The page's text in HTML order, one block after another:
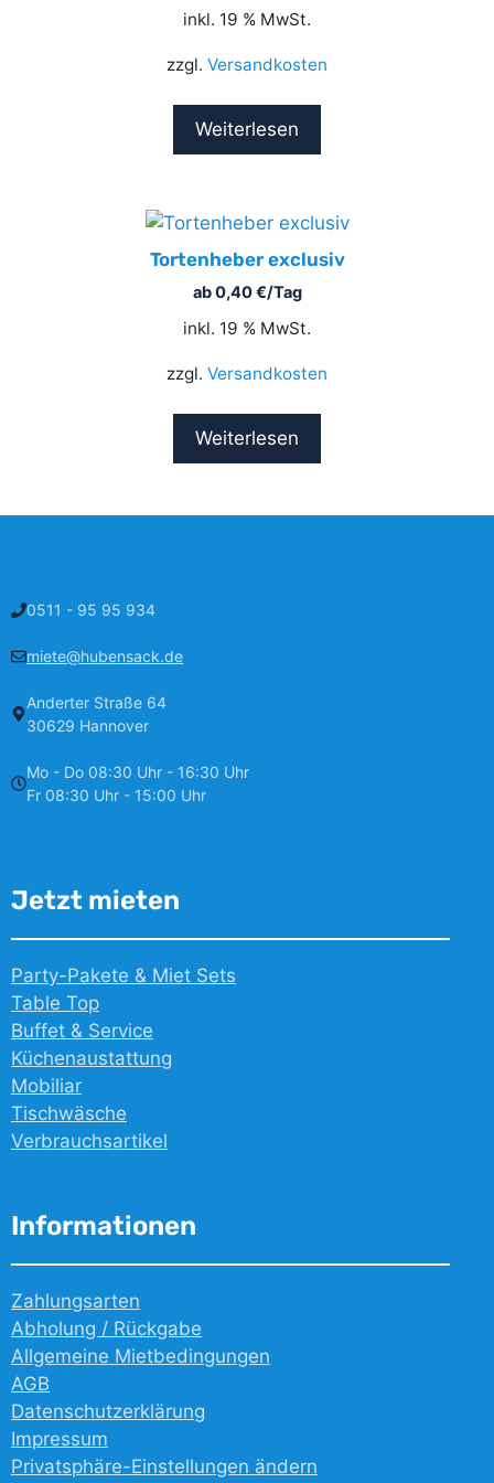
inkl. 19 % MwSt.
zzgl. Versandkosten
Weiterlesen
Tortenheber exclusiv
ab0,40€/Tag
inkl. 19 % MwSt.
zzgl. Versandkosten
Weiterlesen
0511 - 95 95 934
miete@hubensack.de
Anderter Straße 64
30629 Hannover
Mo - Do 08:30 Uhr - 16:30 Uhr
Fr 08:30 Uhr - 15:00 Uhr
Jetzt mieten
Party-Pakete & Miet Sets
Table Top
Buffet & Service
Küchenaustattung
Mobiliar
Tischwäsche
Verbrauchsartikel
Informationen
Zahlungsarten
Abholung / Rückgabe
Allgemeine Mietbedingungen
AGB
Datenschutzerklärung
Impressum
Privatsphäre-Einstellungen ändern